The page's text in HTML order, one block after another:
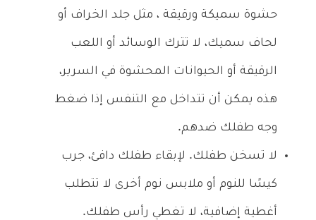
حشوة سميكة ورقيقة ، مثل جلد الخراف أو
لحاف سميك، لا تترك الوسائد أو اللعب
الرقيقة أو الحيوانات المحشوة في السرير،
هذه يمكن أن تتداخل مع التنفس إذا ضغط
وجه طفلك ضدهم.
لا تسخن طفلك. لإبقاء طفلك دافئ، جرب
كيسًا للنوم أو ملابس نوم أخرى لا تتطلب
أغطية إضافية، لا تغطي رأس طفلك.